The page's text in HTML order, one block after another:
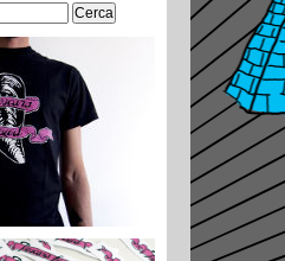
Ricerca
per: